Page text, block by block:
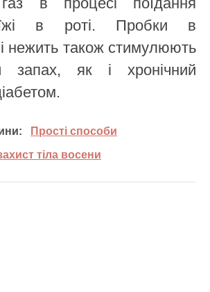
їжі в роті. Пробки в
нежить також стимулюють
запах, як і хронічний
Прості способи
тіла восени